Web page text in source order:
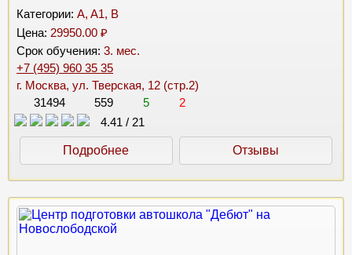
Категории: A, A1, B
Цена: 29950.00 ₽
Срок обучения: 3. мес.
+7 (495) 960 35 35
г. Москва, ул. Тверская, 12 (стр.2)
31494
559 5
2
4.41 / 21
Подробнее Отзывы